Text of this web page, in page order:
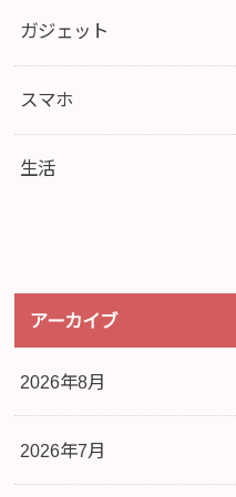
ガジェット
スマホ
生活
アーカイブ
2026年8月
2026年7月